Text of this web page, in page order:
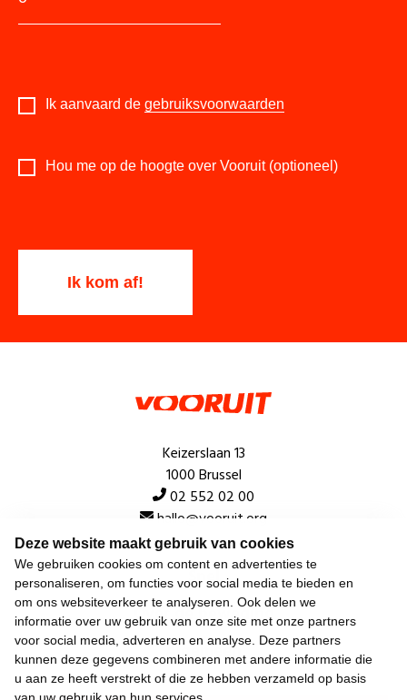
Deze website maakt gebruik van cookies
We gebruiken cookies om content en advertenties te
personaliseren, om functies voor social media te bieden en
om ons websiteverkeer te analyseren. Ook delen we
informatie over uw gebruik van onze site met onze partners
voor social media, adverteren en analyse. Deze partners
kunnen deze gegevens combineren met andere informatie die
u aan ze heeft verstrekt of die ze hebben verzameld op basis
Ik aanvaard de gebruiksvoorwaarden
Hou me op de hoogte over Vooruit (optioneel)
Keizerslaan 13
1000 Brussel
02 552 02 00
hallo@vooruit.org
Snel
Over de beweging
Algemeen